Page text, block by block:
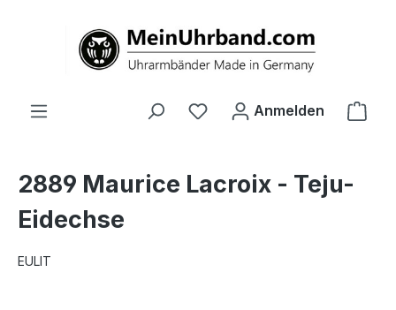
Anmelden
2889 Maurice Lacroix - Teju-
Eidechse
EULIT